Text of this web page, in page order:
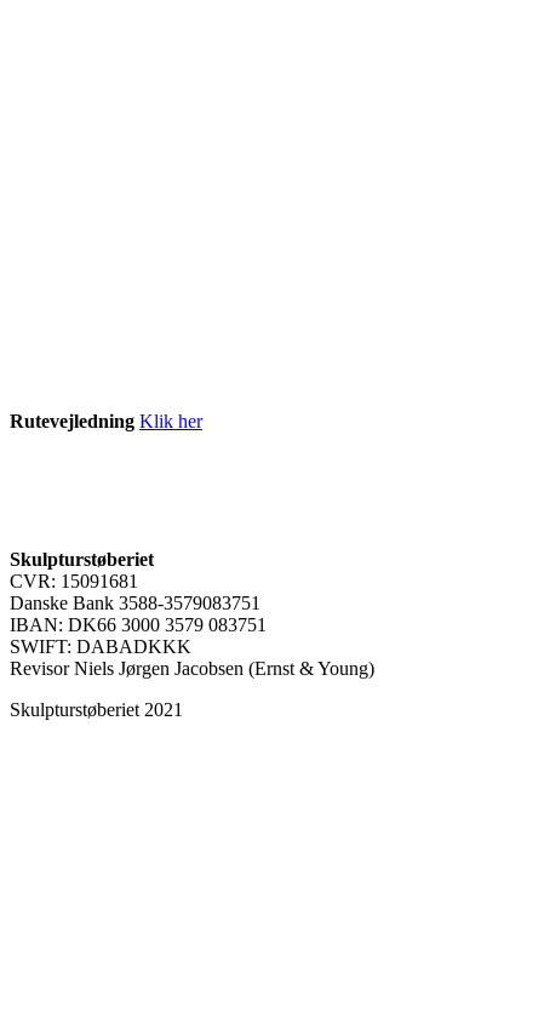
Rutevejledning Klik her
Skulpturstøberiet
CVR: 15091681
Danske Bank 3588-3579083751
IBAN: DK66 3000 3579 083751
SWIFT: DABADKKK
Revisor Niels Jørgen Jacobsen (Ernst & Young)
Skulpturstøberiet 2021